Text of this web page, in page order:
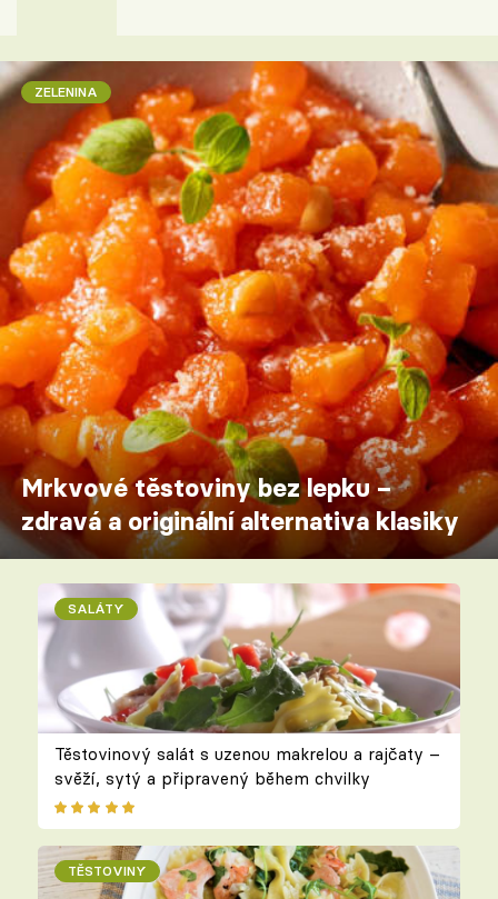
ZELENINA
Mrkvové těstoviny bez lepku –
zdravá a originální alternativa klasiky
SALÁTY
Těstovinový salát s uzenou makrelou a rajčaty –
svěží, sytý a připravený během chvilky
TĚSTOVINY